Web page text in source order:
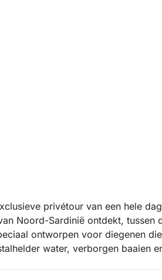
privétour van een hele
Noord-Sardinië ontdekt, tussen
ontworpen voor diegenen
water, verborgen baaien